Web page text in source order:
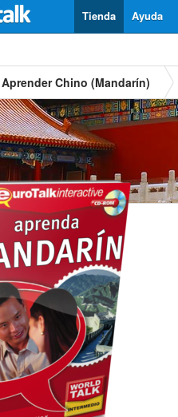
Ayuda
Tienda
Aprender Chino (Mandarín)